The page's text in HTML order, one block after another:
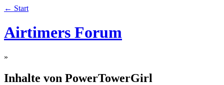
← Start
Airtimers Forum
»
Inhalte von PowerTowerGirl